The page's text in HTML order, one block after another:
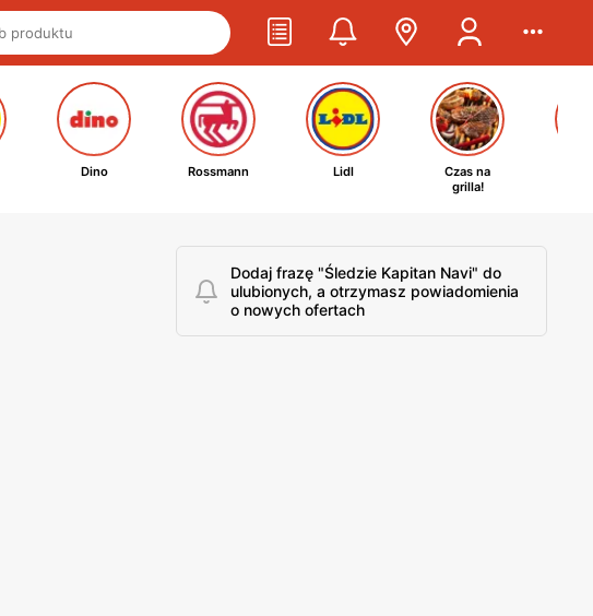
Dino Rossmann Lidl
Czas na
grilla!
Dodaj frazę "Śledzie Kapitan Navi" do
ulubionych, a otrzymasz powiadomienia
o nowych ofertach